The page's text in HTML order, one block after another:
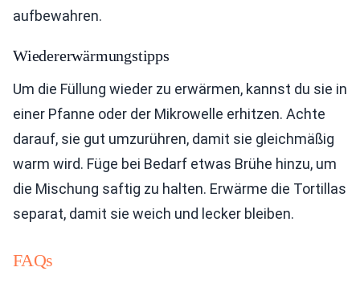
aufbewahren.
Wiedererwärmungstipps
Um die Füllung wieder zu erwärmen, kannst du sie in
einer Pfanne oder der Mikrowelle erhitzen. Achte
darauf, sie gut umzurühren, damit sie gleichmäßig
warm wird. Füge bei Bedarf etwas Brühe hinzu, um
die Mischung saftig zu halten. Erwärme die Tortillas
separat, damit sie weich und lecker bleiben.
FAQs